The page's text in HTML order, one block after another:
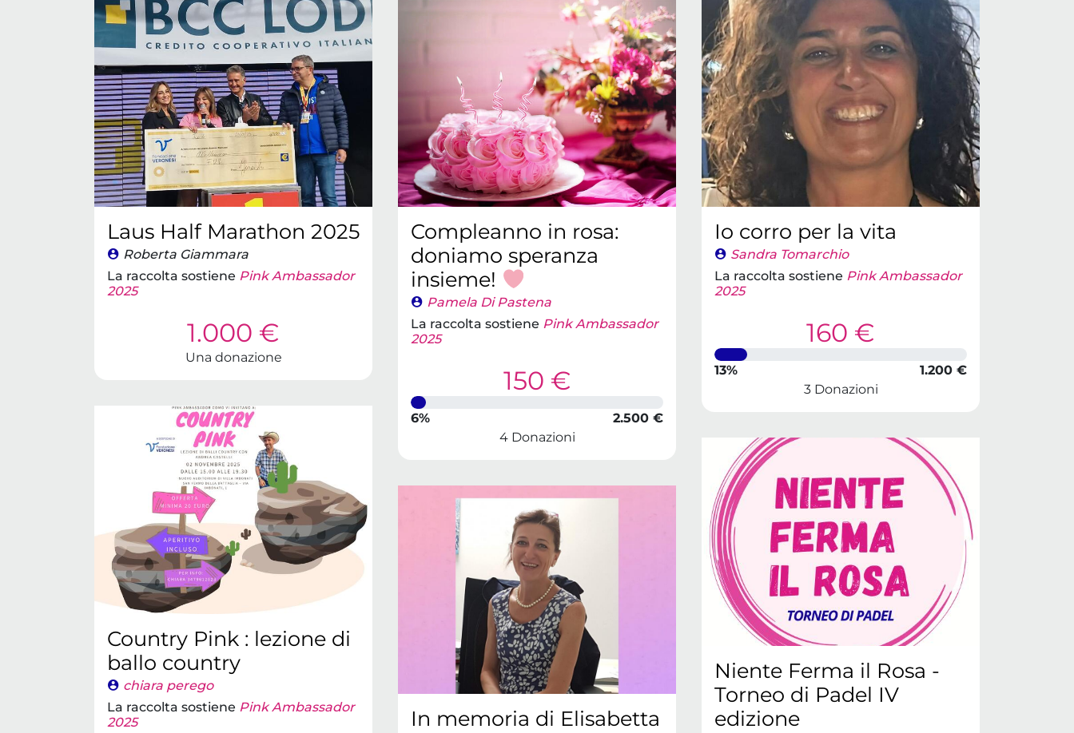
Laus Half Marathon 2025
Roberta Giammara
La raccolta sostiene Pink Ambassador
2025
1.000 €
Una donazione
Compleanno in rosa:
doniamo speranza
insieme!
Pamela Di Pastena
La raccolta sostiene Pink Ambassador
2025
150 €
6%
2.500 €
4 Donazioni
Io corro per la vita
Sandra Tomarchio
La raccolta sostiene Pink Ambassador
2025
160 €
13%
1.200 €
3 Donazioni
Country Pink : lezione di
ballo country
chiara perego
La raccolta sostiene Pink Ambassador
2025
Niente Ferma il Rosa -
Torneo di Padel IV
edizione
In memoria di Elisabetta